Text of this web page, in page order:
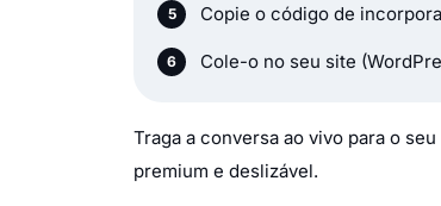
Copie o código de
Cole-o no seu site
Traga a conversa ao vivo para o
premium e deslizável.